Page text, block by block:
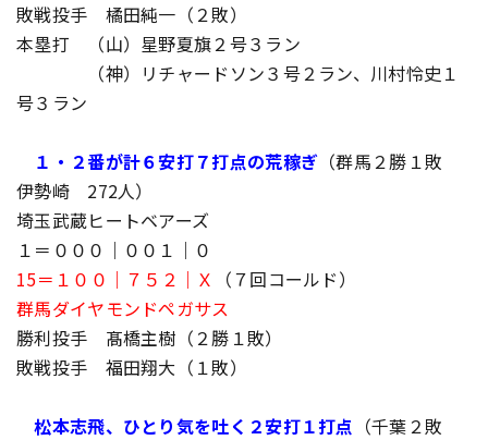
敗戦投手 橘田純一（２敗）
本塁打 （山）星野夏旗２号３ラン
（神）リチャードソン３号２ラン、川村怜史１
号３ラン
１・２番が計６安打７打点の荒稼ぎ （群馬２勝１敗
伊勢崎 272人）
埼玉武蔵ヒートベアーズ
１＝０００｜００１｜０
15＝１００｜７５２｜Ｘ
（７回コールド）
群馬ダイヤモンドペガサス
勝利投手 髙橋主樹（２勝１敗）
敗戦投手 福田翔大（１敗）
松本志飛、ひとり気を吐く２安打１打点 （千葉２敗